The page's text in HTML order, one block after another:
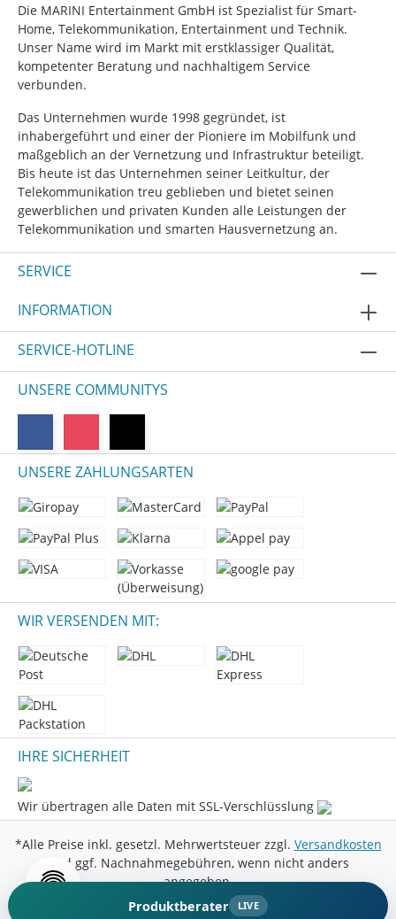
Die MARINI Entertainment GmbH ist Spezialist für Smart-
Home, Telekommunikation, Entertainment und Technik.
Unser Name wird im Markt mit erstklassiger Qualität,
kompetenter Beratung und nachhaltigem Service
verbunden.
Das Unternehmen wurde 1998 gegründet, ist
inhabergeführt und einer der Pioniere im Mobilfunk und
maßgeblich an der Vernetzung und Infrastruktur beteiligt.
Bis heute ist das Unternehmen seiner Leitkultur, der
Telekommunikation treu geblieben und bietet seinen
gewerblichen und privaten Kunden alle Leistungen der
Telekommunikation und smarten Hausvernetzung an.
SERVICE
INFORMATION
SERVICE-HOTLINE
UNSERE COMMUNITYS
UNSERE ZAHLUNGSARTEN
WIR VERSENDEN MIT:
IHRE SICHERHEIT
Wir übertragen alle Daten mit SSL-Verschlüsslung
*Alle Preise inkl. gesetzl. Mehrwertsteuer zzgl. Versandkosten
und ggf. Nachnahmegebühren, wenn nicht anders
angegeben.
© 2026 Marini Entertainment GmbH - All Rights Reserved.
Produktberater LIVE